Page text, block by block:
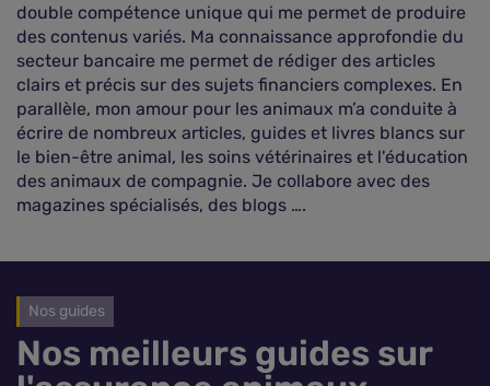
double compétence unique qui me permet de produire
des contenus variés. Ma connaissance approfondie du
secteur bancaire me permet de rédiger des articles
clairs et précis sur des sujets financiers complexes. En
parallèle, mon amour pour les animaux m’a conduite à
écrire de nombreux articles, guides et livres blancs sur
le bien-être animal, les soins vétérinaires et l'éducation
des animaux de compagnie. Je collabore avec des
magazines spécialisés, des blogs ….
Nos guides
Nos meilleurs guides sur